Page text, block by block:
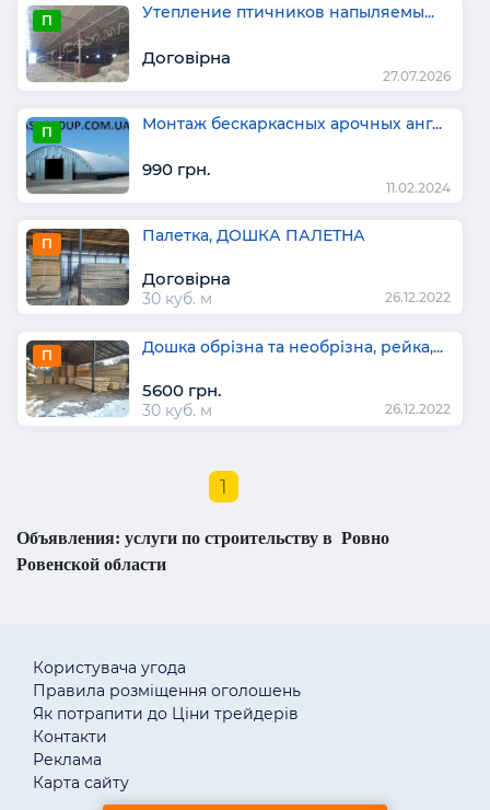
П Утепление птичников напыляемы...
Договірна
27.07.2026
П Монтаж бескаркасных арочных анг...
990 грн.
11.02.2024
П Палетка, ДОШКА ПАЛЕТНА
Договірна
30 куб. м 26.12.2022
П Дошка обрізна та необрізна, рейка,...
5600 грн.
30 куб. м 26.12.2022
1
Объявления: услуги по строительству в Ровно
Ровенской области
Користувача угода
Правила розміщення оголошень
Як потрапити до Ціни трейдерів
Контакти
Реклама
Карта сайту